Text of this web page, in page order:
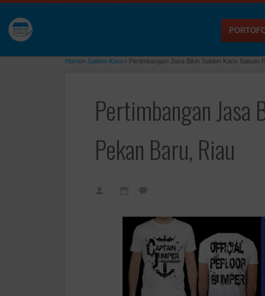
Home» Sablon Kaos» Pertimbangan Jasa Bikin Sablon Kaos Satuan
Pertimbangan Jasa
Pekan Baru, Riau